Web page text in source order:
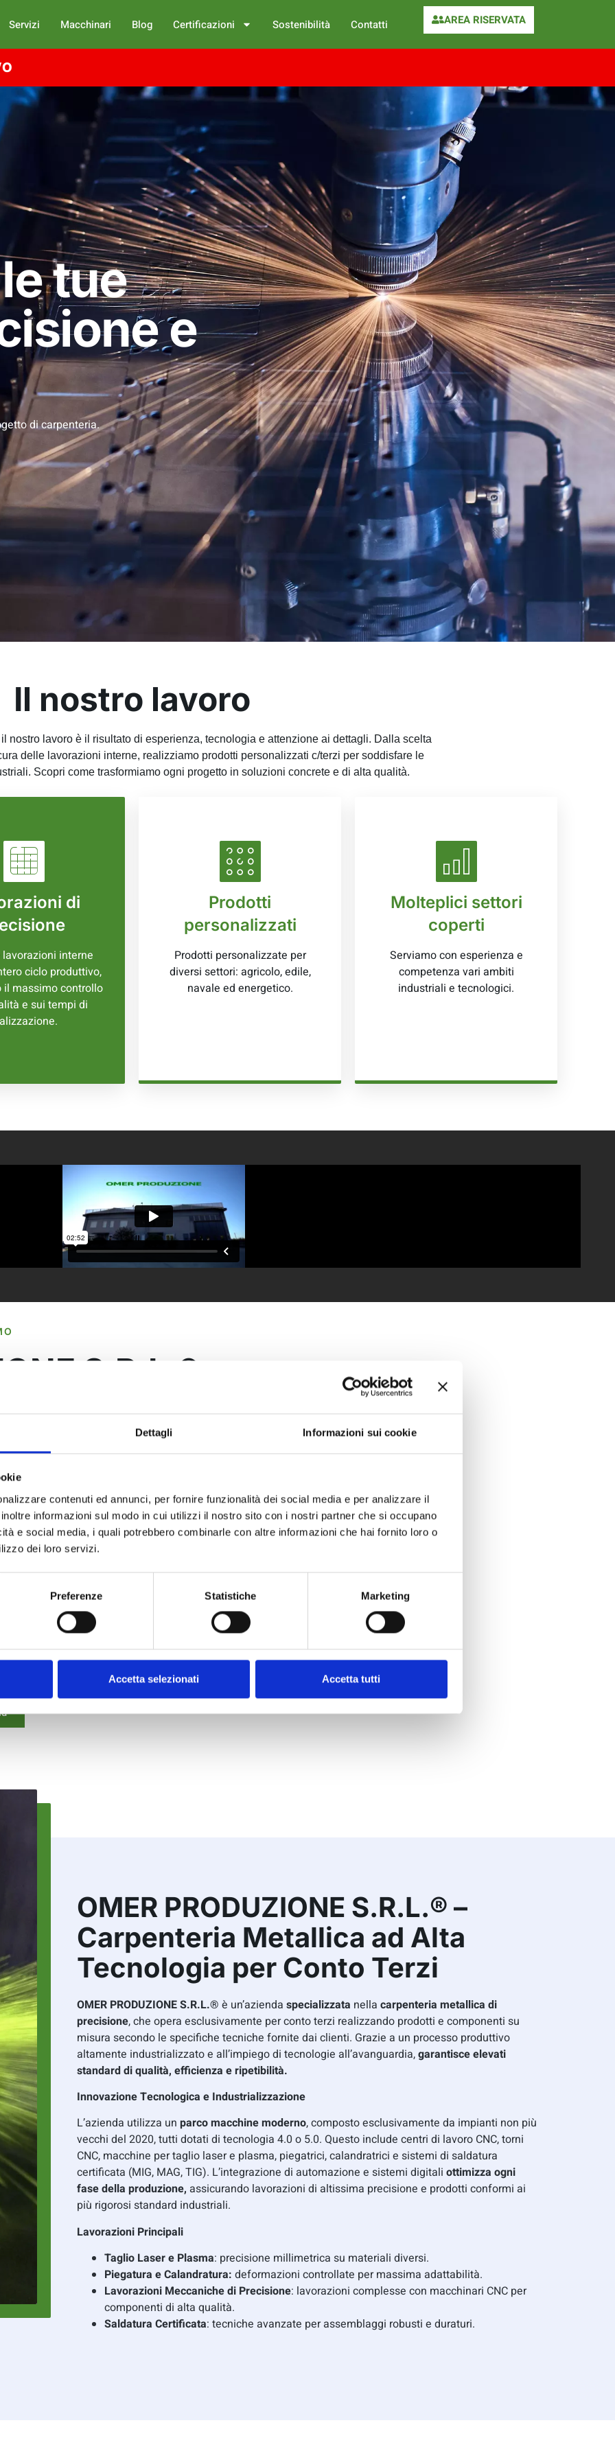
Dettagli Informazioni sui cookie
contenuti ed annunci, per fornire funzionalità dei social media e per analizzare il
informazioni sul modo in cui utilizzi il nostro sito con i nostri partner che si occupano
e social media, i quali potrebbero combinarle con altre informazioni che hai fornito loro o
dei loro servizi.
Preferenze Statistiche Marketing
Accetta selezionati Accetta tutti
Servizi Macchinari Blog Certificazioni Sostenibilità Contatti AREA RISERVATA
tue
e
di carpenteria.
Il nostro lavoro
nostro lavoro è il risultato di esperienza, tecnologia e attenzione ai dettagli. Dalla scelta
delle lavorazioni interne, realizziamo prodotti personalizzati c/terzi per soddisfare le
Scopri come trasformiamo ogni progetto in soluzioni concrete e di alta qualità.
di
interne
ciclo produttivo,
il massimo controllo
e sui tempi di
Prodotti
personalizzati
Prodotti personalizzate per
diversi settori: agricolo, edile,
navale ed energetico.
Molteplici settori
coperti
Serviamo con esperienza e
competenza vari ambiti
industriali e tecnologici.
S.R.L.®
su misura per
futuro.
artigiana, con l’obiettivo di produrre una vasta
cambio generazionale, O.ME.R. si trasforma in
più ampio, anche internazionale, rivolgendosi
per cantieri edili, movimento terra, macchine
il sollevamento.
Anni di esperienza nel
settore
OMER PRODUZIONE S.R.L.® –
Carpenteria Metallica ad Alta
Tecnologia per Conto Terzi
OMER PRODUZIONE S.R.L.® è un’azienda specializzata nella carpenteria metallica di
precisione, che opera esclusivamente per conto terzi realizzando prodotti e componenti su
misura secondo le specifiche tecniche fornite dai clienti. Grazie a un processo produttivo
altamente industrializzato e all’impiego di tecnologie all’avanguardia,garantisce elevati
standard di qualità, efficienza e ripetibilità.
Innovazione Tecnologica e Industrializzazione
L’azienda utilizza un parco macchine moderno, composto esclusivamente da impianti non più
vecchi del 2020, tutti dotati di tecnologia 4.0 o 5.0. Questo include centri di lavoro CNC, torni
CNC, macchine per taglio laser e plasma, piegatrici, calandratrici e sistemi di saldatura
certificata (MIG, MAG, TIG). L’integrazione di automazione e sistemi digitali ottimizza ogni
fase della produzione, assicurando lavorazioni di altissima precisione e prodotti conformi ai
più rigorosi standard industriali.
Lavorazioni Principali
Taglio Laser e Plasma: precisione millimetrica su materiali diversi.
Piegatura e Calandratura: deformazioni controllate per massima adattabilità.
Lavorazioni Meccaniche di Precisione: lavorazioni complesse con macchinari CNC per
componenti di alta qualità.
Saldatura Certificata: tecniche avanzate per assemblaggi robusti e duraturi.